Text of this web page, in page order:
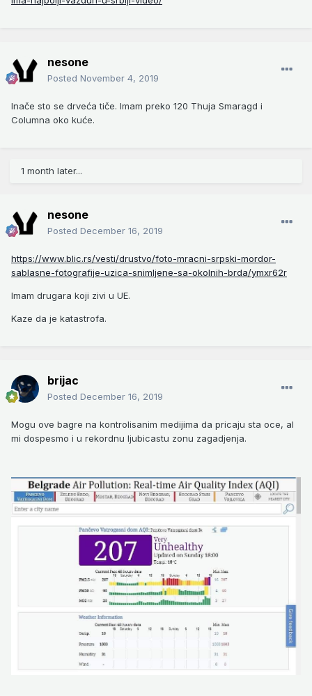
nesone
Posted November 4, 2019
Inače sto se drveća tiče. Imam preko 120 Thuja Smaragd i
Columna oko kuće.
1 month later...
nesone
Posted December 16, 2019
https://www.blic.rs/vesti/drustvo/foto-mracni-srpski-mordor-
sablasne-fotografije-uzica-snimljene-sa-okolnih-brda/ymxr62r
Imam drugara koji zivi u UE.
Kaze da je katastrofa.
brijac
Posted December 16, 2019
Mogu ove bagre na kontrolisanim medijima da pricaju sta oce, al
mi dospesmo i u rekordnu ljubicastu zonu zagadjenja.